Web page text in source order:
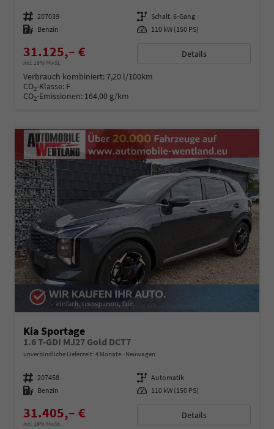
Fahrzeugnummer 207039 Getriebe Schalt. 6-Gang
Kraftstoff Benzin Leistung 110 kW (150 PS)
31.125,– €
incl. 19% MwSt.
Details
Verbrauch kombiniert:7,20 l/100km
CO2-Klasse: F
CO2-Emissionen: 164,00 g/km
Kia Sportage
1.6 T-GDI MJ27 Gold DCT7
unverbindliche Lieferzeit: 4 Monate Neuwagen
Fahrzeugnummer 207458 Getriebe Automatik
Kraftstoff Benzin Leistung 110 kW (150 PS)
31.405,– €
incl. 19% MwSt.
Details